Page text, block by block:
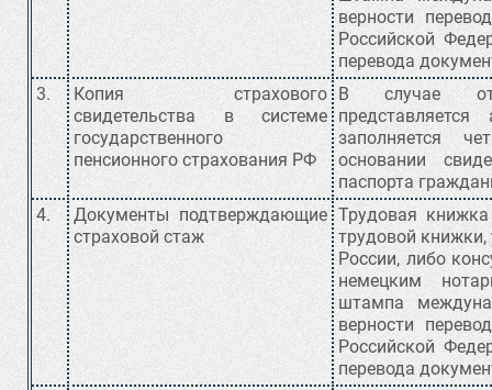
верности
Российской
перевода
3.
Копия страхового
свидетельства в системе
государственного
пенсионного страхования РФ
В случае
заполняется
основании
паспорта
4.
Документы подтверждающие
страховой стаж
Трудовая
трудовой книжки,
России, либо
немецким
штампа
верности
Российской
перевода